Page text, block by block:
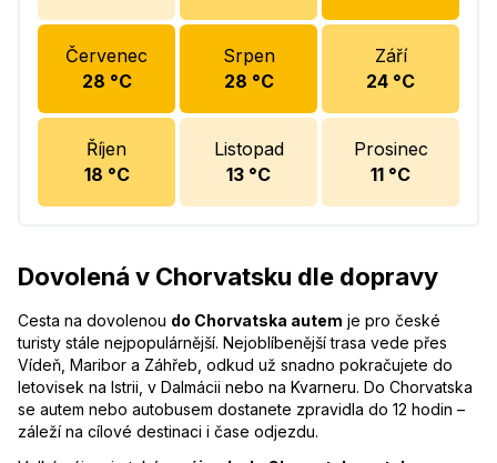
Červenec
28 °C
Srpen
28 °C
Září
24 °C
Říjen
18 °C
Listopad
13 °C
Prosinec
11 °C
Dovolená v Chorvatsku dle dopravy
Cesta na dovolenou do Chorvatska autem je pro české
turisty stále nejpopulárnější. Nejoblíbenější trasa vede přes
Vídeň, Maribor a Záhřeb, odkud už snadno pokračujete do
letovisek na Istrii, v Dalmácii nebo na Kvarneru. Do Chorvatska
se autem nebo autobusem dostanete zpravidla do 12 hodin –
záleží na cílové destinaci i čase odjezdu.